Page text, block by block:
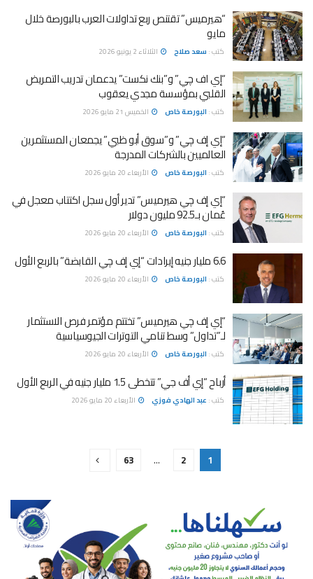
“هيرميس” تقتنص ربع تداولات العرب بالبورصة خلال
مايو
كتب : سعد صلاح الثلاثاء 2 يونيو 2026
“إي اف چي” و”بنك نكست” يدعمان تدريب التمريض
القلبي بمؤسسة مجدي يعقوب
كتب : البورصة خاص الخميس 21 مايو 2026
“إي إف چي” و”سوق أبو ظبي” يجمعان المستثمرين
العالميين بالشركات المدرجة
كتب : البورصة خاص الأربعاء 20 مايو 2026
“إي إف چي هيرميس” تدير أول سجل اكتتاب معجل في
عُمان بـ92.5 مليون دولار
كتب : البورصة خاص الأربعاء 20 مايو 2026
6.6 مليار جنيه إيرادات “إي إف چي القابضة” بالربع الأول
كتب : البورصة خاص الأربعاء 20 مايو 2026
“إي إف چي هيرميس” تختتم مؤتمر فرص الاستثمار
لـ”تداول” وسط تنامي التوترات الجيوسياسية
كتب : البورصة خاص الأربعاء 20 مايو 2026
أرباح “إي أف جي” تتخطى 1.5 مليار جنيه في الربع الأول
كتب : عبد الهادي فوزي الأربعاء 20 مايو 2026
1
2
…
63